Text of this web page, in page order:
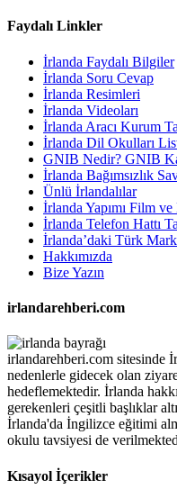
Faydalı Linkler
İrlanda Faydalı Bilgiler
İrlanda Soru Cevap
İrlanda Resimleri
İrlanda Videoları
İrlanda Aracı Kurum
İrlanda Dil Okulları
GNIB Nedir? GNIB
İrlanda Bağımsızlık
Ünlü İrlandalılar
İrlanda Yapımı Film
İrlanda Telefon Hattı
İrlanda’daki Türk
Hakkımızda
Bize Yazın
irlandarehberi.com
irlandarehberi.com sitesinde
nedenlerle gidecek olan
hedeflemektedir. İrlanda
gerekenleri çeşitli başlıklar
İrlanda'da İngilizce eğitimi
okulu tavsiyesi de
Kısayol İçerikler